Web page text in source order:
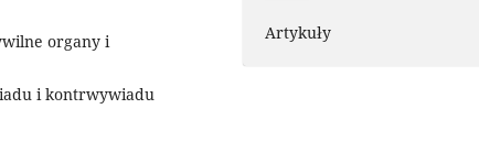
organy i
i kontrwywiadu
Artykuły